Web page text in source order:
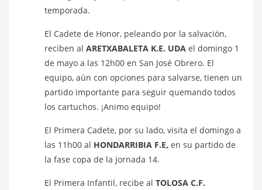
temporada.
El Cadete de Honor, peleando por la salvación,
reciben al ARETXABALETA K.E. UDA el domingo 1
de mayo a las 12h00 en San José Obrero. El
equipo, aún con opciones para salvarse, tienen un
partido importante para seguir quemando todos
los cartuchos. ¡Animo equipo!
El Primera Cadete, por su lado, visita el domingo a
las 11h00 al HONDARRIBIA F.E, en su partido de
la fase copa de la jornada 14.
El Primera Infantil, recibe al TOLOSA C.F.